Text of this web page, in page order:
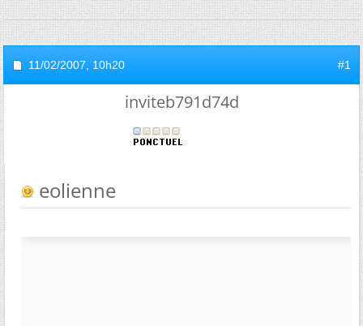
11/02/2007, 10h20 #1
inviteb791d74d
eolienne